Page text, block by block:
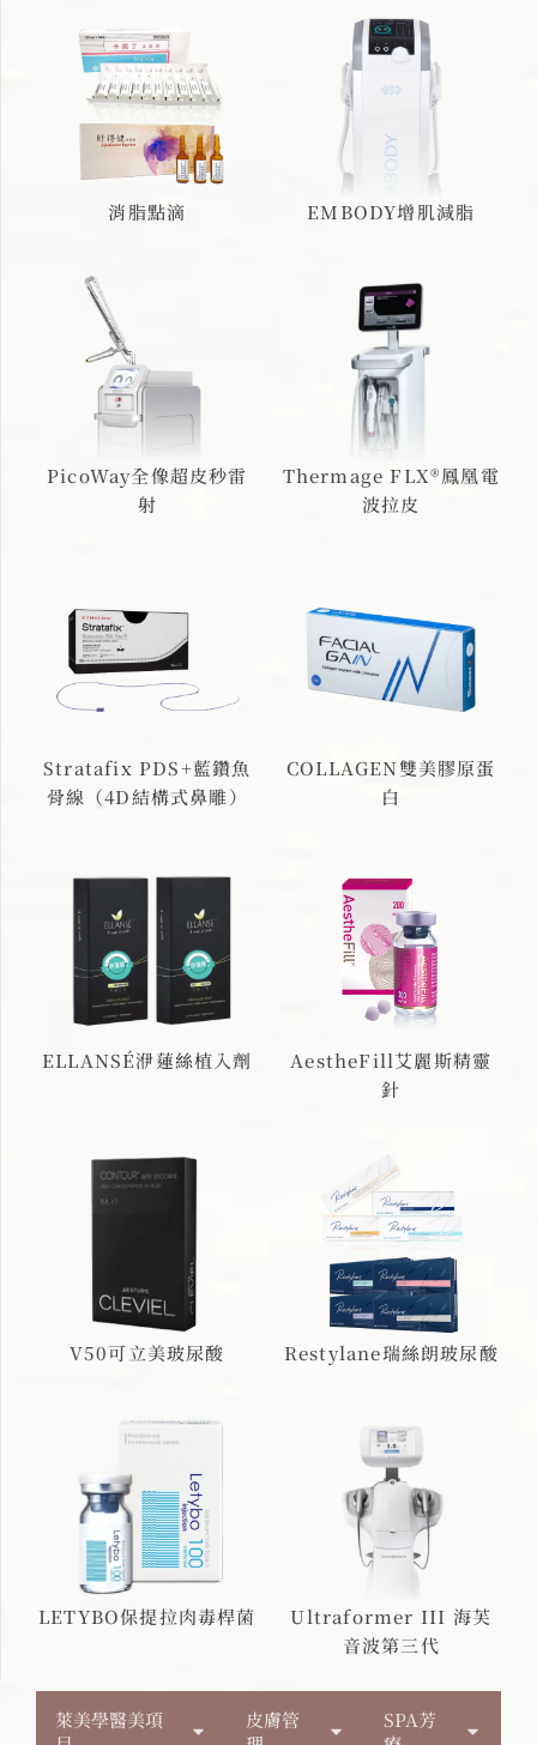
萊美學醫美項
皮膚管
SPA芳
消脂點滴 EMBODY增肌減脂
PicoWay全像超皮秒雷
射
Thermage FLX®鳳凰電
波拉皮
Stratafix PDS+藍鑽魚
骨線（4D結構式鼻雕）
COLLAGEN雙美膠原蛋
白
ELLANSÉ洢蓮絲植入劑
AestheFill艾麗斯精靈
針
V50可立美玻尿酸 Restylane瑞絲朗玻尿酸
LETYBO保提拉肉毒桿菌
Ultraformer III 海芙
音波第三代